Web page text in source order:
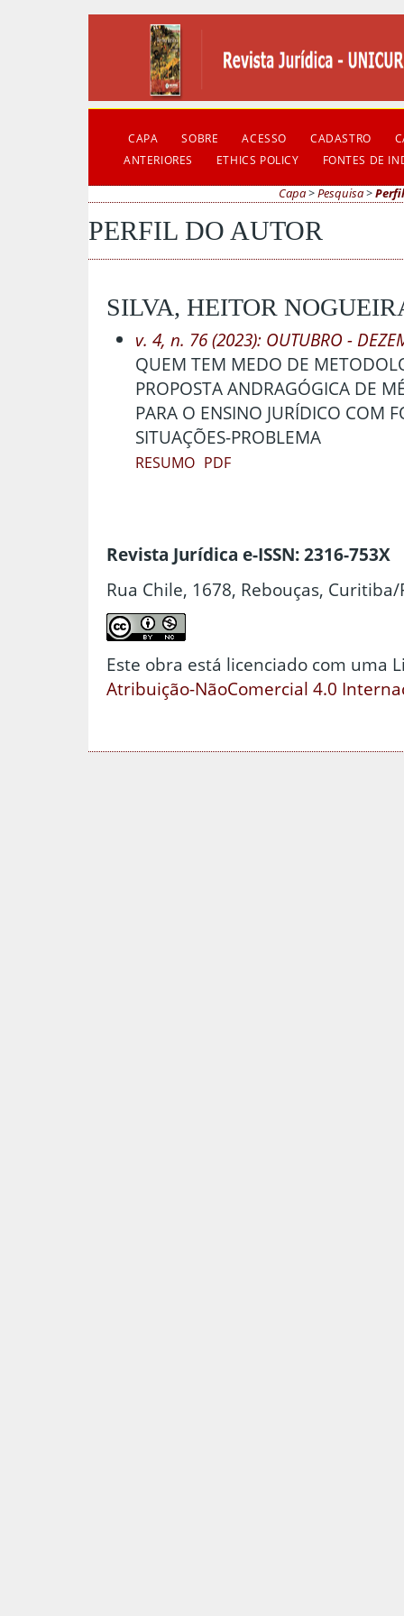
CAPA SOBRE ACESSO CADASTRO
ANTERIORES
ETHICS POLICY FONTES DE
Capa>Pesquisa>
PERFIL DO AUTOR
SILVA, HEITOR
v. 4, n. 76 (2023): OUTUBRO -
QUEM TEM MEDO DE
PROPOSTA ANDRAGÓGICA DE
PARA O ENSINO JURÍDICO COM
SITUAÇÕES-PROBLEMA
RESUMO PDF
Revista Jurídica e-ISSN: 2316-753X
Rua Chile, 1678, Rebouças, Curitiba/
Este obra está licenciado com uma
Atribuição-NãoComercial 4.0